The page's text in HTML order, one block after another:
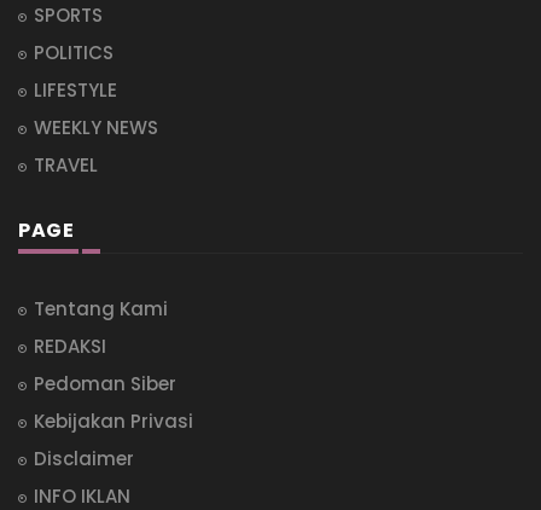
SPORTS
POLITICS
LIFESTYLE
WEEKLY NEWS
TRAVEL
PAGE
Tentang Kami
REDAKSI
Pedoman Siber
Kebijakan Privasi
Disclaimer
INFO IKLAN